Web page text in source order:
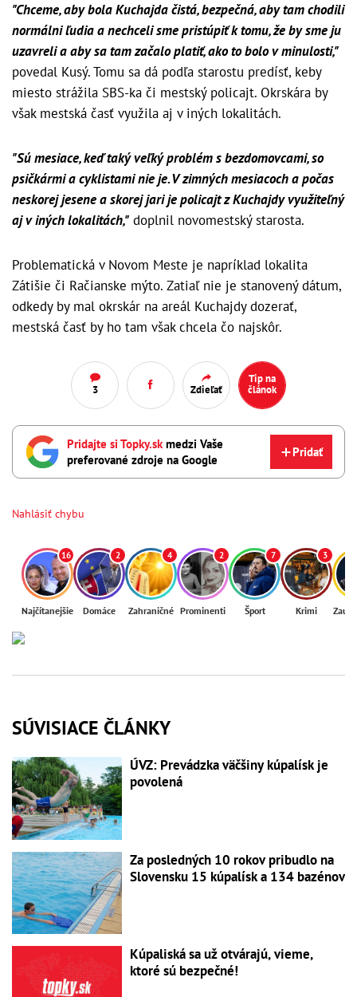
"Chceme, aby bola Kuchajda čistá, bezpečná, aby tam chodili
normálni ľudia a nechceli sme pristúpiť k tomu, že by sme ju
uzavreli a aby sa tam začalo platiť, ako to bolo v minulosti,"
povedal Kusý. Tomu sa dá podľa starostu predísť, keby
miesto strážila SBS-ka či mestský policajt. Okrskára by
však mestská časť využila aj v iných lokalitách.
"Sú mesiace, keď taký veľký problém s bezdomovcami, so
psičkármi a cyklistami nie je. V zimných mesiacoch a počas
neskorej jesene a skorej jari je policajt z Kuchajdy využiteľný
aj v iných lokalitách," doplnil novomestský starosta.
Problematická v Novom Meste je napríklad lokalita
Zátišie či Račianske mýto. Zatiaľ nie je stanovený dátum,
odkedy by mal okrskár na areál Kuchajdy dozerať,
mestská časť by ho tam však chcela čo najskôr.
3 Zdieľať
Tip na
článok
Pridajte si Topky.sk medzi Vaše
preferované zdroje na Google
Pridať
Nahlásiť chybu
16
Najčítanejšie
2
Domáce
4
Zahraničné
2
Prominenti
7
Šport
3
Krimi
SÚVISIACE ČLÁNKY
ÚVZ: Prevádzka väčšiny kúpalísk je
povolená
Za posledných 10 rokov pribudlo na
Slovensku 15 kúpalísk a 134 bazénov
Kúpaliská sa už otvárajú, vieme,
ktoré sú bezpečné!